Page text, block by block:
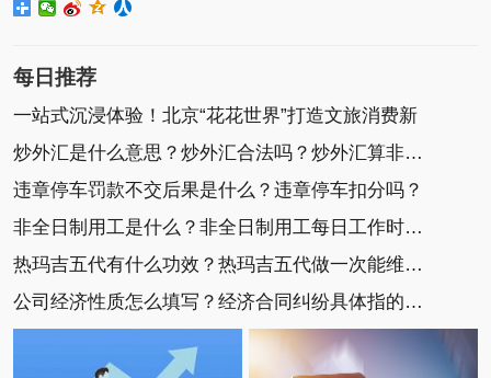
每日推荐
一站式沉浸体验！北京“花花世界”打造文旅消费新
炒外汇是什么意思？炒外汇合法吗？炒外汇算非法集
违章停车罚款不交后果是什么？违章停车扣分吗？
非全日制用工是什么？非全日制用工每日工作时间不
热玛吉五代有什么功效？热玛吉五代做一次能维持多
公司经济性质怎么填写？经济合同纠纷具体指的是什